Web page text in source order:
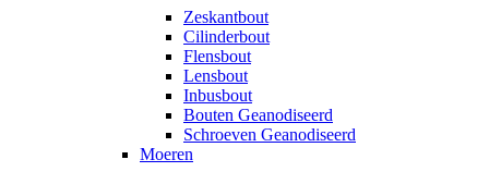
Zeskantbout
Cilinderbout
Flensbout
Lensbout
Inbusbout
Bouten Geanodiseerd
Schroeven Geanodiseerd
Moeren